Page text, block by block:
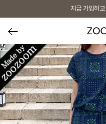
지금 가입하고